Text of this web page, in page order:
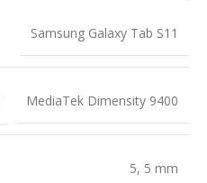
Samsung Galaxy Tab S11
MediaTek Dimensity 9400
5, 5 mm